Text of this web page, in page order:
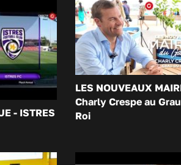
- ISTRES
LES NOUVEAUX
Charly Crespe au
Roi